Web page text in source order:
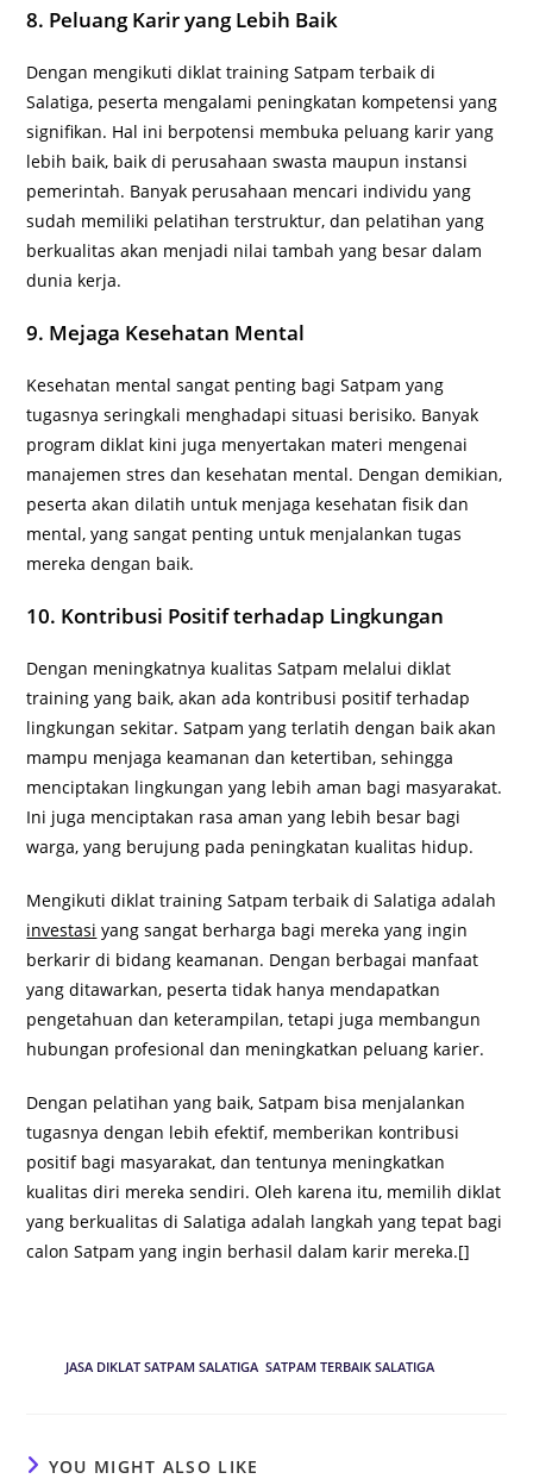
8. Peluang Karir yang Lebih Baik
Dengan mengikuti diklat training Satpam terbaik di
Salatiga, peserta mengalami peningkatan kompetensi yang
signifikan. Hal ini berpotensi membuka peluang karir yang
lebih baik, baik di perusahaan swasta maupun instansi
pemerintah. Banyak perusahaan mencari individu yang
sudah memiliki pelatihan terstruktur, dan pelatihan yang
berkualitas akan menjadi nilai tambah yang besar dalam
dunia kerja.
9. Mejaga Kesehatan Mental
Kesehatan mental sangat penting bagi Satpam yang
tugasnya seringkali menghadapi situasi berisiko. Banyak
program diklat kini juga menyertakan materi mengenai
manajemen stres dan kesehatan mental. Dengan demikian,
peserta akan dilatih untuk menjaga kesehatan fisik dan
mental, yang sangat penting untuk menjalankan tugas
mereka dengan baik.
10. Kontribusi Positif terhadap Lingkungan
Dengan meningkatnya kualitas Satpam melalui diklat
training yang baik, akan ada kontribusi positif terhadap
lingkungan sekitar. Satpam yang terlatih dengan baik akan
mampu menjaga keamanan dan ketertiban, sehingga
menciptakan lingkungan yang lebih aman bagi masyarakat.
Ini juga menciptakan rasa aman yang lebih besar bagi
warga, yang berujung pada peningkatan kualitas hidup.
Mengikuti diklat training Satpam terbaik di Salatiga adalah
investasi yang sangat berharga bagi mereka yang ingin
berkarir di bidang keamanan. Dengan berbagai manfaat
yang ditawarkan, peserta tidak hanya mendapatkan
pengetahuan dan keterampilan, tetapi juga membangun
hubungan profesional dan meningkatkan peluang karier.
Dengan pelatihan yang baik, Satpam bisa menjalankan
tugasnya dengan lebih efektif, memberikan kontribusi
positif bagi masyarakat, dan tentunya meningkatkan
kualitas diri mereka sendiri. Oleh karena itu, memilih diklat
yang berkualitas di Salatiga adalah langkah yang tepat bagi
calon Satpam yang ingin berhasil dalam karir mereka.[]
JASA DIKLAT SATPAM SALATIGA SATPAM TERBAIK SALATIGA
YOU MIGHT ALSO LIKE